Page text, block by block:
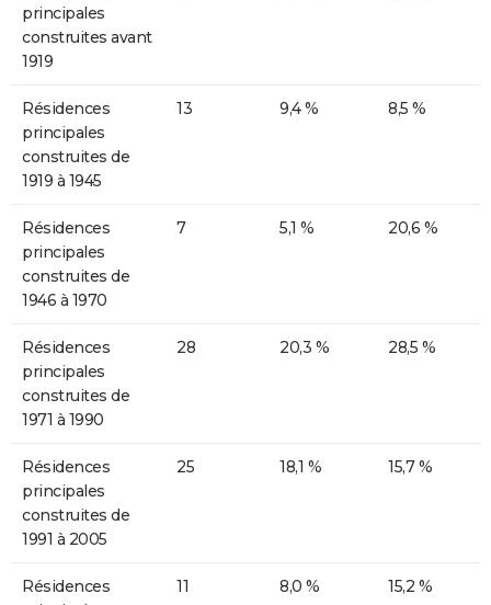
principales
construites avant
1919
Résidences
principales
construites de
1919 à 1945
13 9,4 % 8,5 %
Résidences
principales
construites de
1946 à 1970
7 5,1 % 20,6 %
Résidences
principales
construites de
1971 à 1990
28 20,3 % 28,5 %
Résidences
principales
construites de
1991 à 2005
25 18,1 % 15,7 %
Résidences
11 8,0 % 15,2 %